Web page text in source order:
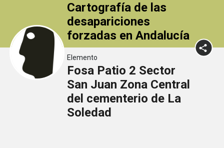
Cartografía de las
desapariciones
forzadas en Andalucía
Elemento
Fosa Patio 2 Sector
San Juan Zona Central
del cementerio de La
Soledad